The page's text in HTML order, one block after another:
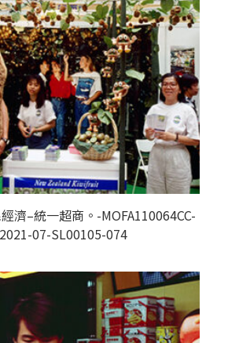
濟–統一超商。-MOFA110064CC-
2021-07-SL00105-074